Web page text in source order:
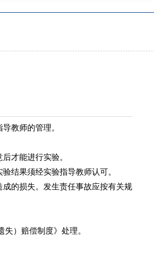
教师的管理。
才能进行实验。
结果须经实验指导教师认可。
的损失。发生责任事故应按有关规
）赔偿制度》处理。